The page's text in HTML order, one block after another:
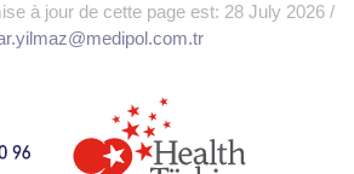
à jour de cette page est: 28 July 2026 /